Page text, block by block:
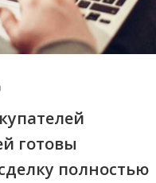
готовы
полностью